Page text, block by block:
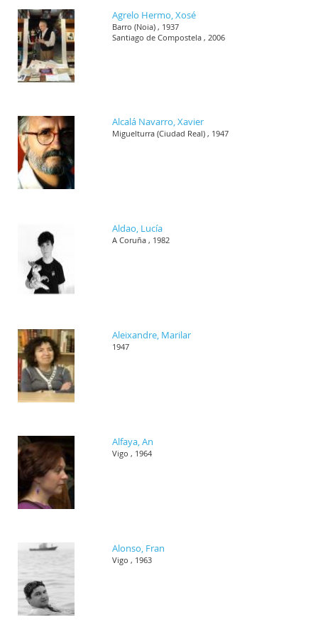
Agrelo Hermo, Xosé
Barro (Noia) , 1937
Santiago de Compostela , 2006
Alcalá Navarro, Xavier
Miguelturra (Ciudad Real) , 1947
Aldao, Lucía
A Coruña , 1982
Aleixandre, Marilar
1947
Alfaya, An
Vigo , 1964
Alonso, Fran
Vigo , 1963